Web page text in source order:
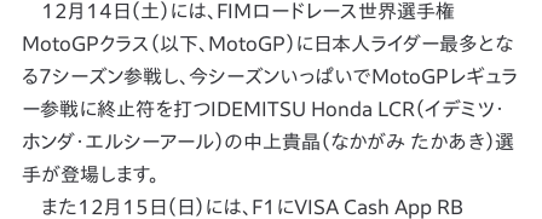
12月14日（土）には、FIMロードレース世界選手権
MotoGPクラス（以下、MotoGP）に日本人ライダー最多とな
る7シーズン参戦し、今シーズンいっぱいでMotoGPレギュラ
ー参戦に終止符を打つIDEMITSU Honda LCR（イデミツ・
ホンダ・エルシーアール）の中上貴晶（なかがみ たかあき）選
手が登場します。
また12月15日（日）には、F1にVISA Cash App RB